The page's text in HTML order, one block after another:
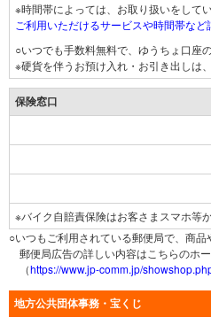
※時間帯によっては、お取り扱いをして
ご利用いただけるサービスや時間帯など
○いつでも手数料無料で、ゆうちょ口座
※硬貨を伴うお預け入れ・お引き出しは
保険窓口
※バイク自賠責保険はお客さまスマホ等
○いつもご利用されている郵便局で、商
郵便局広告の詳しい内容はこちらのホ
（https://www.jp-comm.jp/
地方公共団体事務・宝くじ